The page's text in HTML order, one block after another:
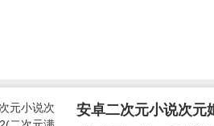
安卓二次元小说次元